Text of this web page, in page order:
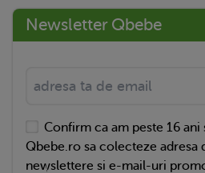
Newsletter Qbebe
Confirm ca am peste 16 ani
Qbebe.ro sa colecteze adresa
newslettere si e-mail-uri